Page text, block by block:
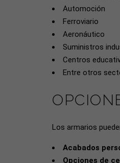
Automoción
Ferroviario
Aeronáutico
Suministros
Centros
Entre otros
Los armarios
Acabados
Opciones de